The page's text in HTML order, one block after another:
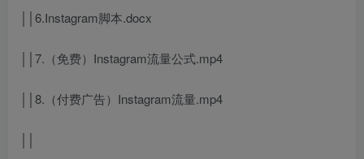
││6.Instagram脚本.docx
││7.（免费）Instagram流量公式.mp4
││8.（付费广告）Instagram流量.mp4